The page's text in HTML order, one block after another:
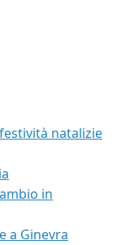
natalizie
in
a Ginevra